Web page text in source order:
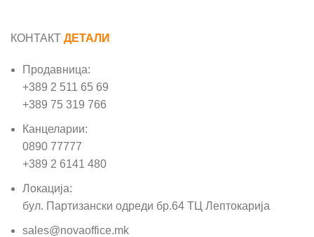
КОНТАКТ ДЕТАЛИ
Продавница:
+389 2 511 65 69
+389 75 319 766
Канцеларии:
0890 77777
+389 2 6141 480
Локација:
бул. Партизански одреди бр.64 ТЦ Лептокарија
sales@novaoffice.mk